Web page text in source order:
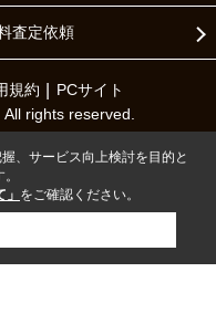
査定依頼
規約
PCサイト
rights reserved.
、サービス向上検討を目的と
をご確認ください。